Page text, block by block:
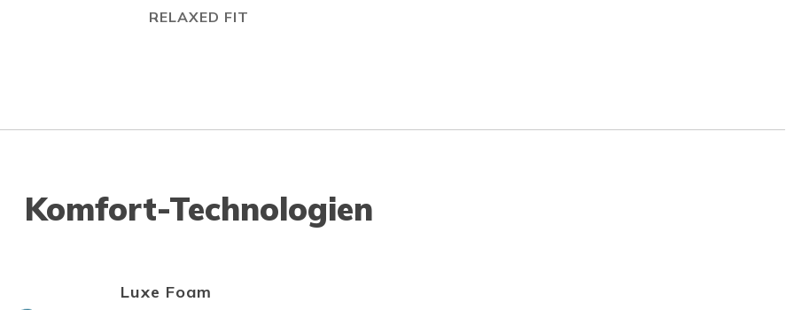
RELAXED FIT
Komfort-Technologien
Luxe Foam